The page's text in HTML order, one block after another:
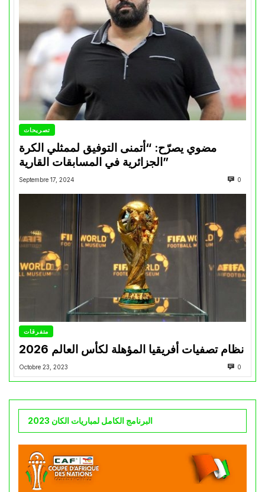
تصريحات
مضوي يصرّح: “أتمنى التوفيق لممثلي الكرة
الجزائرية في المسابقات القارية”
Septembre 17, 2024 0
متفرقات
نظام تصفيات أفريقيا المؤهلة لكأس العالم 2026
Octobre 23, 2023 0
البرنامج الكامل لمباريات الكان 2023